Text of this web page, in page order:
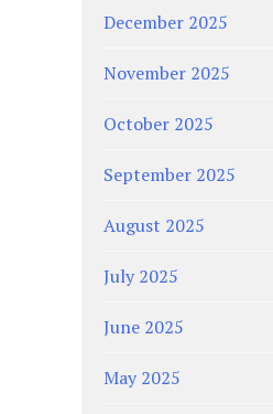
December 2025
November 2025
October 2025
September 2025
August 2025
July 2025
June 2025
May 2025